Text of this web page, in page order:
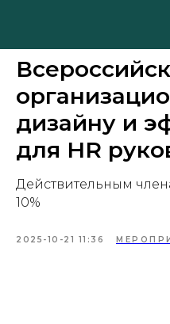
дизайну и
для HR
Действительным
10%
2025-10-21 11:36